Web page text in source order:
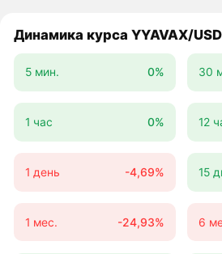
Динамика курса YYAVAX/USD
5 мин. 0% 30
1 час 0% 12
1 день -4,69% 15
1 мес. -24,93% 6